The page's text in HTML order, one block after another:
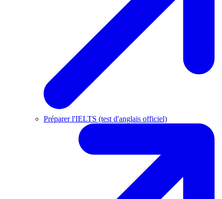
Préparer l'IELTS (test d'anglais officiel)